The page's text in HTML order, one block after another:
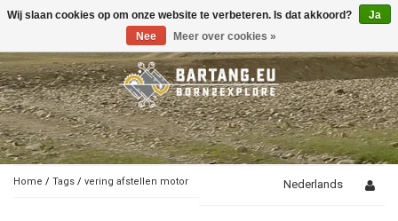
Toggle
Home / Tags / vering afstellen motor Nederlands
Wij slaan cookies op om onze website te verbeteren. Is dat akkoord?
Ja
Nee
Meer over cookies »